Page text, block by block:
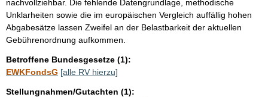
nachvollziehbar. Die fehlende Datengrundlage, methodische
Unklarheiten sowie die im europäischen Vergleich auffällig hohen
Abgabesätze lassen Zweifel an der Belastbarkeit der aktuellen
Gebührenordnung aufkommen.
Betroffene Bundesgesetze (1):
EWKFondsG [alle RV hierzu]
Stellungnahmen/Gutachten (1):